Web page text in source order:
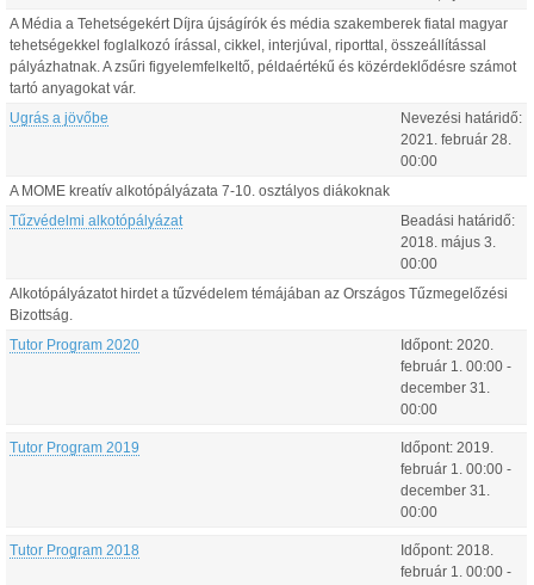
A Média a Tehetségekért Díjra újságírók és média szakemberek fiatal magyar
tehetségekkel foglalkozó írással, cikkel, interjúval, riporttal, összeállítással
pályázhatnak. A zsűri figyelemfelkeltő, példaértékű és közérdeklődésre számot
tartó anyagokat vár.
Ugrás a jövőbe
Nevezési határidő:
2021.
február 28
00:00
A MOME kreatív alkotópályázata 7-10. osztályos diákoknak
Tűzvédelmi alkotópályázat
Beadási határidő:
2018. május 3
00:00
Alkotópályázatot hirdet a tűzvédelem témájában az Országos Tűzmegelőzési
Bizottság.
Tutor Program 2020 Időpont: 2020.
február 1 00:00 -
december 31
00:00
Tutor Program 2019 Időpont: 2019.
február 1 00:00 -
december 31
00:00
Tutor Program 2018 Időpont: 2018.
február 1 00:00 -